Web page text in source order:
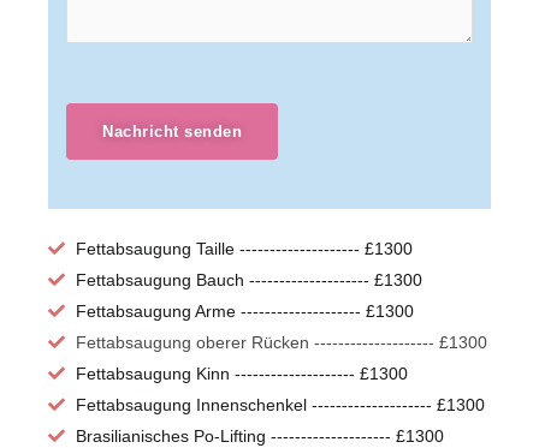
Nachricht senden
Fettabsaugung Taille -------------------- £1300
Fettabsaugung Bauch -------------------- £1300
Fettabsaugung Arme -------------------- £1300
Fettabsaugung oberer Rücken -------------------- £1300
Fettabsaugung Kinn -------------------- £1300
Fettabsaugung Innenschenkel -------------------- £1300
Brasilianisches Po-Lifting -------------------- £1300